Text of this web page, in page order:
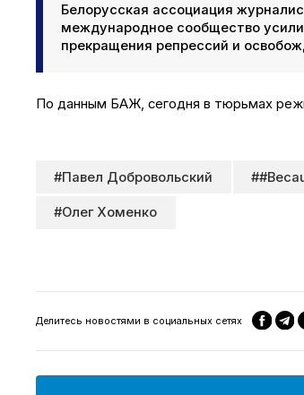
Белорусская ассоциация
международное сообщество
прекращения репрессий и
По данным БАЖ, сегодня в тюрьмах
#Павел Добровольский
#Олег Хоменко
Делитесь новостями в социальных сетях